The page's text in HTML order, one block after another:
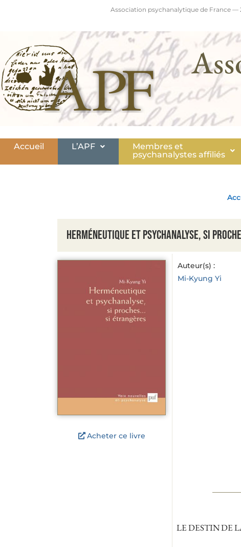
Association psychanalytique de France —
Accueil L’APF
Membres et
psychanalystes affiliés
Herméneutique et psychanalyse, si
Acheter ce livre
Auteur(s) :
Mi-Kyung Yi
LE DESTIN DE